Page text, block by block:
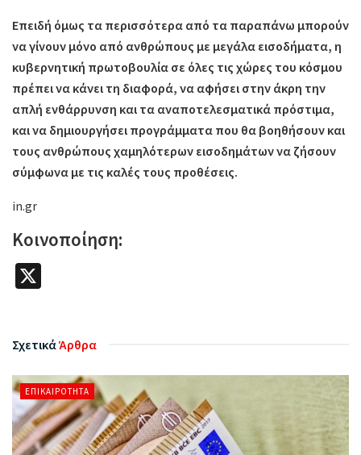
Επειδή όμως τα περισσότερα από τα παραπάνω μπορούν
να γίνουν μόνο από ανθρώπους με μεγάλα εισοδήματα, η
κυβερνητική πρωτοβουλία σε όλες τις χώρες του κόσμου
πρέπει να κάνει τη διαφορά, να αφήσει στην άκρη την
απλή ενθάρρυνση και τα αναποτελεσματικά πρόστιμα,
και να δημιουργήσει προγράμματα που θα βοηθήσουν και
τους ανθρώπους χαμηλότερων εισοδημάτων να ζήσουν
σύμφωνα με τις καλές τους προθέσεις.
in.gr
Κοινοποίηση:
ΣχετικάΆρθρα
ΕΠΙΚΑΙΡΌΤΗΤΑ